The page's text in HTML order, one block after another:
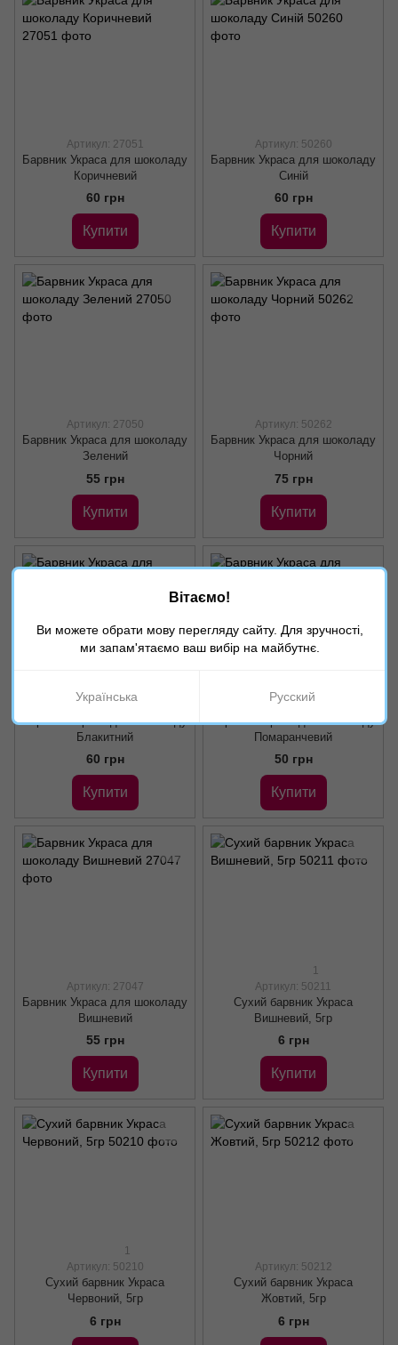
Артикул: 27051
Барвник Украса для шоколаду
Коричневий
60 грн
Купити
Артикул: 50260
Барвник Украса для шоколаду
Синій
60 грн
Купити
Артикул: 27050
Барвник Украса для шоколаду
Зелений
55 грн
Купити
Артикул: 50262
Барвник Украса для шоколаду
Чорний
75 грн
Купити
Артикул: 27048
Барвник Украса для шоколаду
Блакитний
60 грн
Купити
Артикул: 27053
Барвник Украса для шоколаду
Помаранчевий
50 грн
Купити
Артикул: 27047
Барвник Украса для шоколаду
Вишневий
55 грн
Купити
1
Артикул: 50211
Сухий барвник Украса
Вишневий, 5гр
6 грн
Купити
1
Артикул: 50210
Сухий барвник Украса
Червоний, 5гр
6 грн
Артикул: 50212
Сухий барвник Украса
Жовтий, 5гр
6 грн
Вітаємо!
Ви можете обрати мову перегляду сайту. Для зручності,
ми запам'ятаємо ваш вибір на майбутнє.
Українська Русский